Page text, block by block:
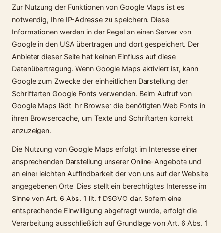
Zur Nutzung der Funktionen von Google Maps ist es
notwendig, Ihre IP-Adresse zu speichern. Diese
Informationen werden in der Regel an einen Server von
Google in den USA übertragen und dort gespeichert. Der
Anbieter dieser Seite hat keinen Einfluss auf diese
Datenübertragung. Wenn Google Maps aktiviert ist, kann
Google zum Zwecke der einheitlichen Darstellung der
Schriftarten Google Fonts verwenden. Beim Aufruf von
Google Maps lädt Ihr Browser die benötigten Web Fonts in
ihren Browsercache, um Texte und Schriftarten korrekt
anzuzeigen.
Die Nutzung von Google Maps erfolgt im Interesse einer
ansprechenden Darstellung unserer Online-Angebote und
an einer leichten Auffindbarkeit der von uns auf der Website
angegebenen Orte. Dies stellt ein berechtigtes Interesse im
Sinne von Art. 6 Abs. 1 lit. f DSGVO dar. Sofern eine
entsprechende Einwilligung abgefragt wurde, erfolgt die
Verarbeitung ausschließlich auf Grundlage von Art. 6 Abs. 1